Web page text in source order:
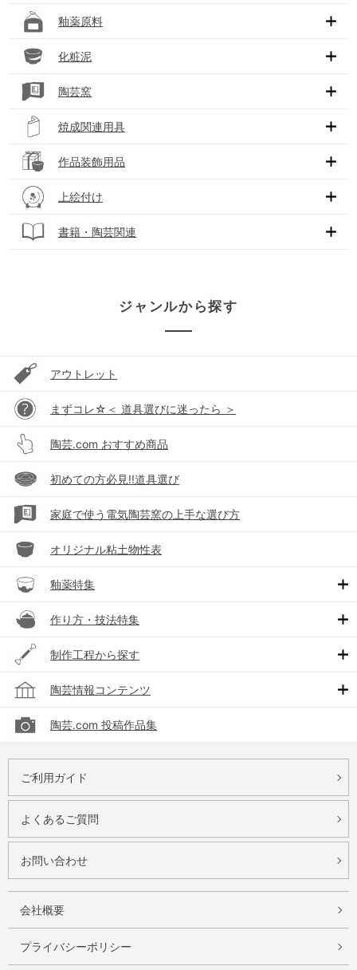
釉薬原料
化粧泥
陶芸窯
焼成関連用具
作品装飾用品
上絵付け
書籍・陶芸関連
ジャンルから探す
アウトレット
まずコレ☆＜ 道具選びに迷ったら ＞
陶芸.com おすすめ商品
初めての方必見!!道具選び
家庭で使う電気陶芸窯の上手な選び方
オリジナル粘土物性表
釉薬特集
作り方・技法特集
制作工程から探す
陶芸情報コンテンツ
陶芸.com 投稿作品集
ご利用ガイド
よくあるご質問
お問い合わせ
会社概要
プライバシーポリシー